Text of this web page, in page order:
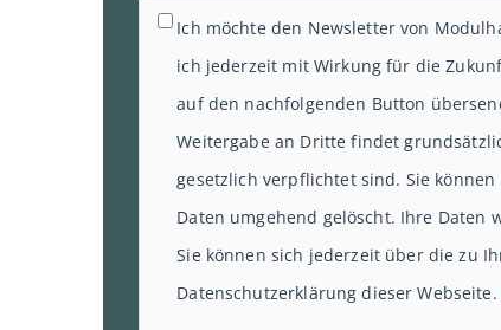
Ich möchte den Newsletter von
ich jederzeit mit Wirkung für die
auf den nachfolgenden Button
Weitergabe an Dritte findet
gesetzlich verpflichtet sind. Sie
Daten umgehend gelöscht. Ihre Daten
Sie können sich jederzeit über die zu
Datenschutzerklärung dieser Webseite.